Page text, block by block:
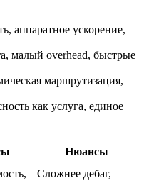
аппаратное ускорение,
малый overhead, быстрые
маршрутизация,
как услуга, единое
Нюансы
Сложнее дебаг,